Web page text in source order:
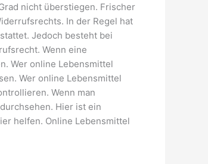
nicht überstiegen. Frischer
In der Regel hat
Jedoch besteht bei
Wenn eine
Wer online Lebensmittel
Wer online Lebensmittel
Wenn man
Hier ist ein
helfen. Online Lebensmittel